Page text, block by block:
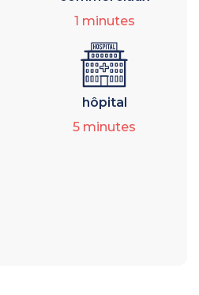
1 minutes
hôpital
5 minutes